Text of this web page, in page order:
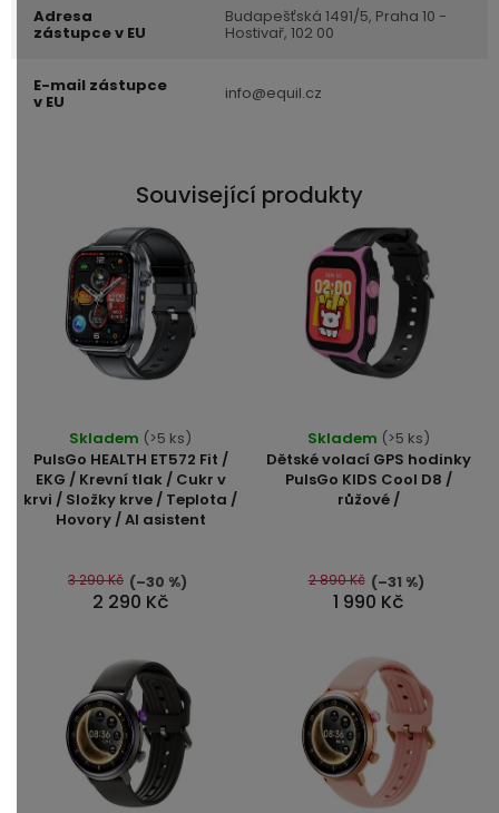
Adresa
zástupce v EU
Budapešťská 1491/5, Praha 10 -
Hostivař, 102 00
E-mail zástupce
v EU info@equil.cz
Související produkty
PulsGo HEALTH ET572 Fit /
EKG / Krevní tlak / Cukr v
krvi / Složky krve / Teplota /
Hovory / AI asistent
Skladem (>5 ks)
2 290 Kč
3 290 Kč (–30 %)
Dětské volací GPS hodinky
PulsGo KIDS Cool D8 /
růžové /
Skladem (>5 ks)
1 990 Kč
2 890 Kč (–31 %)